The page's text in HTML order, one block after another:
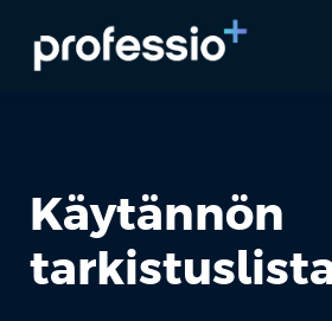
AI Coach
Pyydä demo
Käytännön